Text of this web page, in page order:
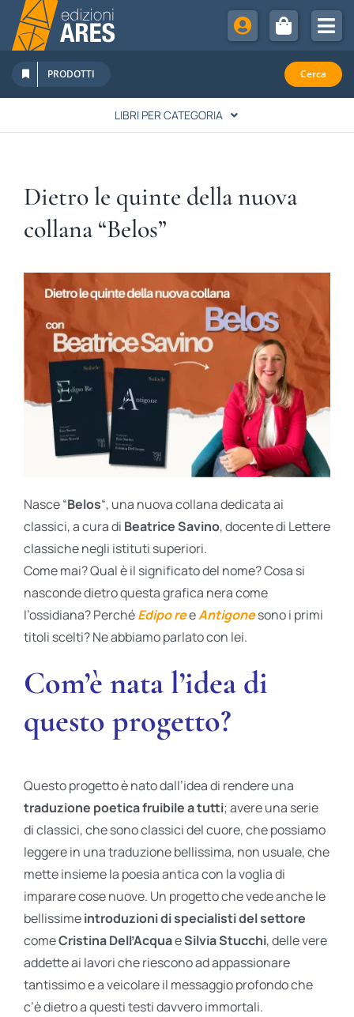
Salta
contenuto
Chi Siamo
Sostienici
Abbonamenti
Newsletter
Eventi
PRODOTTI Cerca
LIBRI PER CATEGORIA
SPIRITUALITÀ
FAMIGLIA & EDUCAZIONE
BIOGRAFIE
ATTUALITÀ
Dietro le quinte della nuova
collana “Belos”
Nasce “Belos“, una nuova collana dedicata ai
classici, a cura di Beatrice Savino, docente di Lettere
classiche negli istituti superiori.
Come mai? Qual è il significato del nome? Cosa si
nasconde dietro questa grafica nera come
l’ossidiana? PerchéEdipo reeAntigonesono i primi
titoli scelti? Ne abbiamo parlato con lei.
Com’è nata l’idea di
questo progetto?
Questo progetto è nato dall’idea di rendere una
traduzione poetica fruibile a tutti; avere una serie
di classici, che sono classici del cuore, che possiamo
leggere in una traduzione bellissima, non usuale, che
mette insieme la poesia antica con la voglia di
imparare cose nuove. Un progetto che vede anche le
bellissimeintroduzioni di specialisti del settore
comeCristina Dell’AcquaeSilvia Stucchi, delle vere
addette ai lavori che riescono ad appassionare
tantissimo e a veicolare il messaggio profondo che
c’è dietro a questi testi davvero immortali.